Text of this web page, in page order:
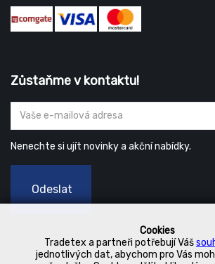
Cookies
Tradetex a partneři potřebují Váš
jednotlivých dat, abychom pro Vás
Zůstaňme v kontaktu!
Nenechte si ujít novinky a akční nabídky.
Odeslat